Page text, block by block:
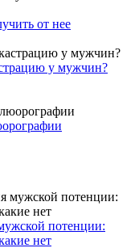
от нее
у мужчин?
потенции:
нет